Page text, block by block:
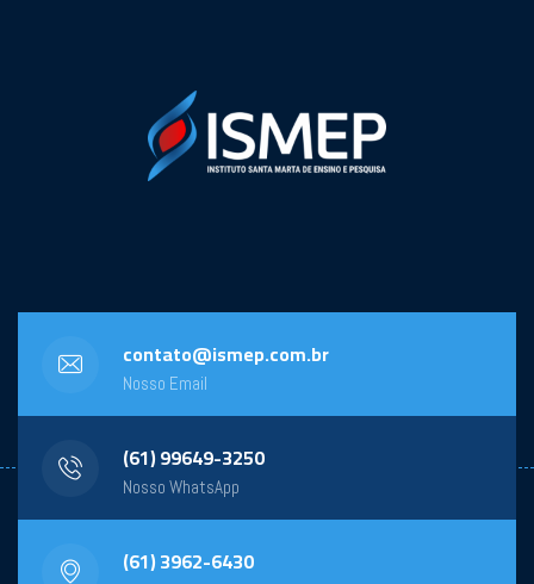
contato@ismep.com.br
Nosso Email
(61) 99649-3250
Nosso WhatsApp
(61) 3962-6430